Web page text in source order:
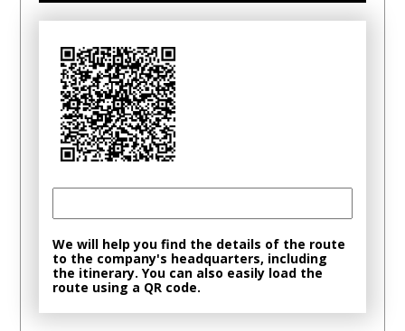
We will help you find the details of the route
to the company's headquarters, including
the itinerary. You can also easily load the
route using a QR code.